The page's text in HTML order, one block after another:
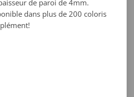
de paroi de 4mm.
dans plus de 200 coloris